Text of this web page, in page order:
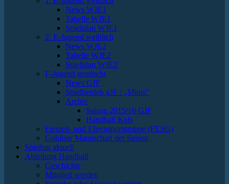
News WJE1
Tabelle WJE1
Spielplan WJE1
2. E-Jugend weiblich
News WJE2
Tabelle WJE2
Spielplan WJE2
F-Jugend gemischt
News GJF
Spielbetrieb gJF / „Minis“
Archiv
Saison 2015/16 GJF
Handball Kids
Freizeit- und Elternsportgruppe (FESG)
Gohliser Mannschaft der Saison
Spieltag aktuell
Abteilung Handball
Geschichte
Mitglied werden